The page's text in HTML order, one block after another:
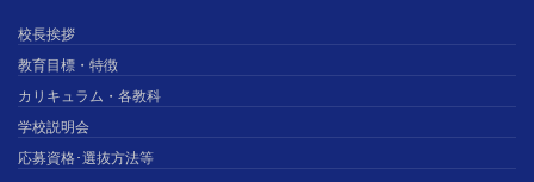
校長挨拶
教育目標・特徴
カリキュラム・各教科
学校説明会
応募資格･選抜方法等